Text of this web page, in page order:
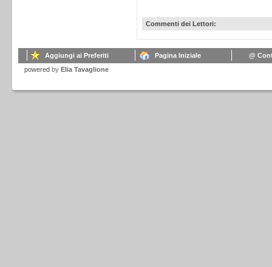
Commenti dei Lettori:
Aggiungi ai Preferiti Pagina Iniziale
@
powered by Elia Tavaglione